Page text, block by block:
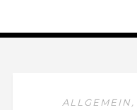
ALLGEMEIN,